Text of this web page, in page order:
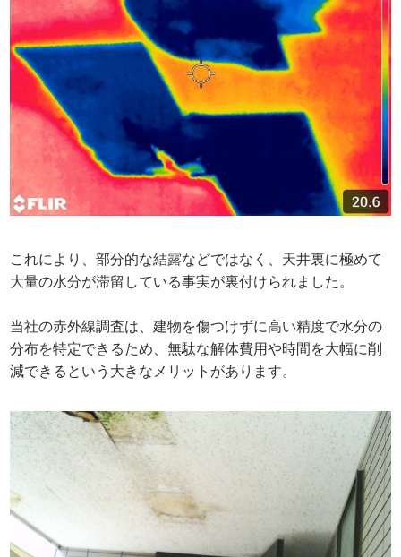
これにより、部分的な結露などではなく、天井裏に極めて
大量の水分が滞留している事実が裏付けられました。
当社の赤外線調査は、建物を傷つけずに高い精度で水分の
分布を特定できるため、無駄な解体費用や時間を大幅に削
減できるという大きなメリットがあります。